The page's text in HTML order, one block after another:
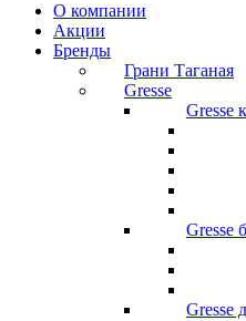
О компании
Акции
Бренды
Грани Таганая
Gresse
Gresse
Gresse
Gresse